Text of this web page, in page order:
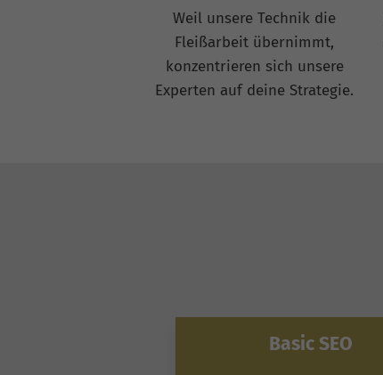
Weil unsere Technik die
Fleißarbeit übernimmt,
konzentrieren sich unsere
Experten auf deine Strategie.
Basic SEO